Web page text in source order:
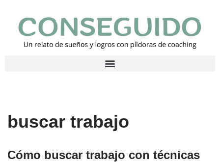
Saltar
contenido
buscar trabajo
Cómo buscar trabajo con técnicas